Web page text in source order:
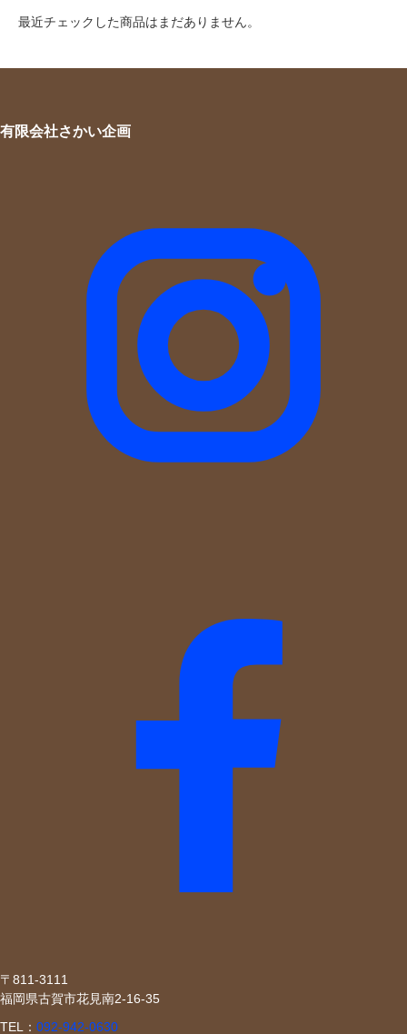
最近チェックした商品はまだありません。
有限会社さかい企画
〒811-3111
福岡県古賀市花見南2-16-35
TEL： 092-942-0630